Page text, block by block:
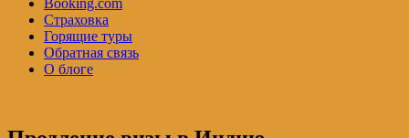
Страховка
Горящие туры
Обратная связь
О блоге